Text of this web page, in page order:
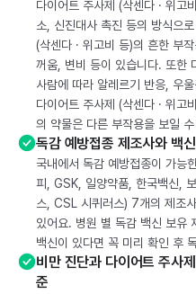
다이어트 주사제 (삭센다 · 위고
소, 신진대사 촉진 등의 방식으
(삭센다 · 위고비 등)의 흔한 부
꺼움, 변비 등이 있습니다. 또한
사람에 따라 알레르기 반응, 우
다이어트 주사제 (삭센다 · 위고
의 약물은 다른 부작용을 보일
독감 예방접종 제조사와 백신
국내에서 독감 예방접종이 가능
피, GSK, 일양약품, 한국백신,
스, CSL 시퀴러스) 7개의 제조
있어요. 병원 별 독감 백신 보유
백신이 있다면 꼭 미리 확인 후
비만 진단과 다이어트 주사
준